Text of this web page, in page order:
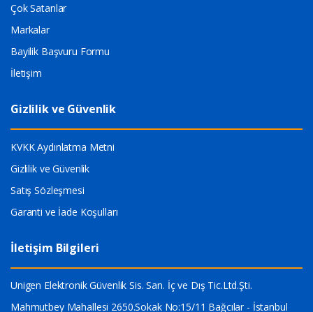
Çok Satanlar
Markalar
Bayilik Başvuru Formu
İletişim
Gizlilik ve Güvenlik
KVKK Aydınlatma Metni
Gizlilik ve Güvenlik
Satış Sözleşmesi
Garanti ve İade Koşulları
İletişim Bilgileri
Unigen Elektronik Güvenlik Sis. San. İç ve Dış Tic.Ltd.Şti.
Mahmutbey Mahallesi 2650.Sokak No:15/11 Bağcılar - İstanbul